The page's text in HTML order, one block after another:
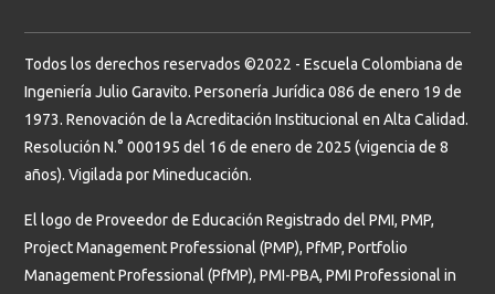
Todos los derechos reservados ©2022 - Escuela Colombiana de
Ingeniería Julio Garavito. Personería Jurídica 086 de enero 19 de
1973. Renovación de la Acreditación Institucional en Alta Calidad.
Resolución N.° 000195 del 16 de enero de 2025 (vigencia de 8
años). Vigilada por Mineducación.
El logo de Proveedor de Educación Registrado del PMI, PMP,
Project Management Professional (PMP), PfMP, Portfolio
Management Professional (PfMP), PMI-PBA, PMI Professional in